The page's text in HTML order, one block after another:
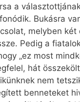
a
Bukásra
melyben két
Pedig a
„ez most
hát
nem
benneteket